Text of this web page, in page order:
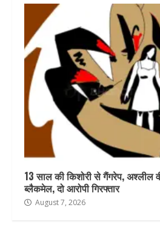
13 साल की किशोरी से गैंगरेप, अश्लील
ब्लैकमेल, दो आरोपी गिरफ्तार
August 7, 2026